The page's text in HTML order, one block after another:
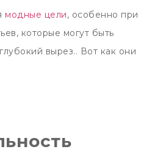
модные цели, особенно при
которые могут быть
вырез.. Вот как они